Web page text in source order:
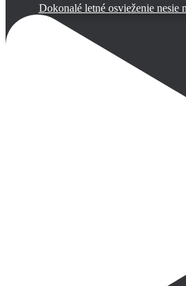
Dokonalé letné osvieženie nesie